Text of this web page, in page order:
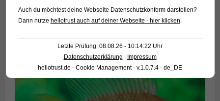
Auch du möchtest deine Webseite Datenschutzkonform darstellen?
Dann nutze hellotrust auch auf deiner Webseite - hier klicken
Letzte Prüfung: 08.08.26 - 10:14:22 Uhr
Datenschutzerklärung | Impressum
hellotrust.de - Cookie Management - v.1.0.7.4 - de_DE